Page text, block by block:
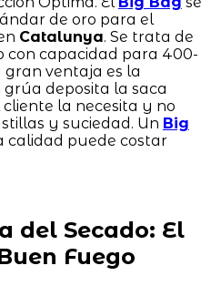
de oro para el
Catalunya. Se trata de
con capacidad para 400-
gran ventaja es la
grúa deposita la saca
la necesita y no
y suciedad. Un Big
calidad puede costar
del Secado: El
Fuego